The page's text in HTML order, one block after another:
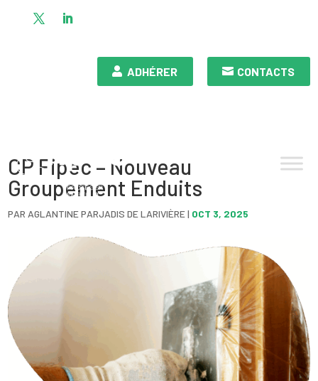
CONTACTS
ADHÉRER
CP Fipec – Nouveau
Groupement Enduits
PAR AGLANTINE PARJADIS DE LARIVIÈRE| OCT 3, 2025